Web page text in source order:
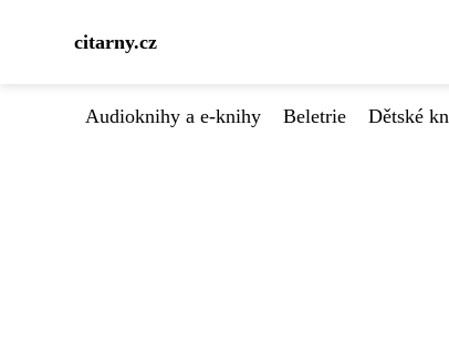
citarny.cz
Audioknihy a e-knihy Beletrie Dětské